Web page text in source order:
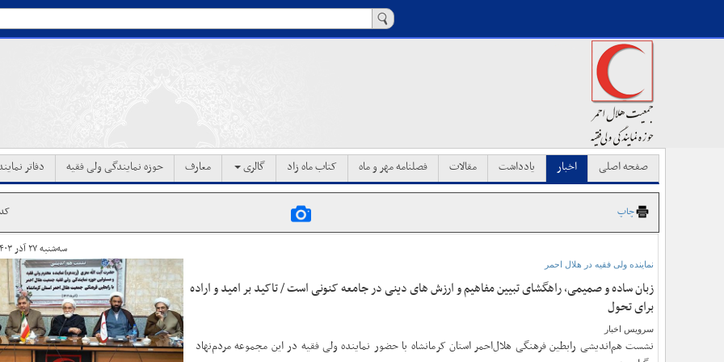
صفحه اصلی اخبار یادداشت مقالات فصلنامه مهر و ماه کتاب ماه زاد گالری معارف حوزه نمایندگی ولی فقیه دفاتر
چاپ کد
نماینده ولی فقیه در هلال احمر
زبان ساده و صمیمی، راهگشای تبیین مفاهیم و ارزش های دینی در جامعه کنونی است / تاکید بر امید و اراده
برای تحول
سرویس اخبار
نشست هم‌اندیشی رابطین فرهنگی هلال‌احمر استان کرمانشاه با حضور نماینده ولی فقیه در این مجموعه مردم‌نهاد
سه‌شنبه ۲۷ آذر ۱۴۰۳ ساعت ۱۷:۳۴